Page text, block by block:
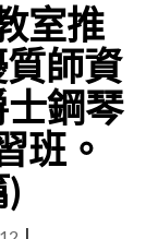
門?
古
典
如
何
轉
流
行
鋼
琴?"
室推
師資
鋼琴
班。